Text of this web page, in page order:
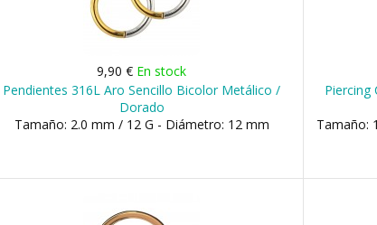
9,90 € En stock
Pendientes 316L Aro Sencillo Bicolor Metálico /
Dorado
Tamaño: 2.0 mm / 12 G - Diámetro: 12 mm
Piercing
Tamaño: